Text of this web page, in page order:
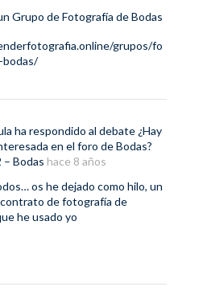
Grupo de Fotografía de Bodas
grupos/fo
ha respondido al debate¿Hay
en el foro de Bodas?
– Bodas hace 8 años
os he dejado como hilo, un
de fotografía de
he usado yo